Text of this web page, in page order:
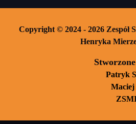
Copyright © 2024 - 2026 Zespół
Henryka
Patryk
Maciej